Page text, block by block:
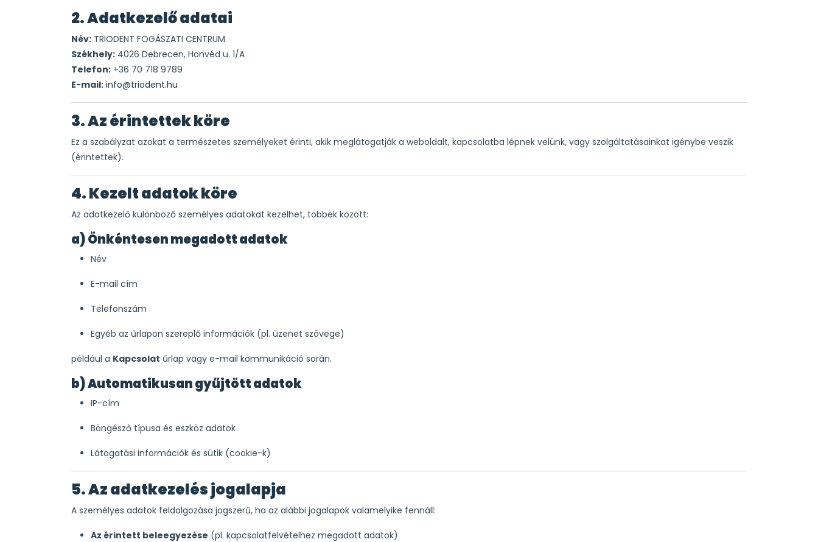
2. Adatkezelő adatai
Név: TRIODENT FOGÁSZATI CENTRUM
Székhely: 4026 Debrecen, Honvéd u. 1/A
Telefon: +36 70 718 9789
E-mail: info@triodent.hu
3. Az érintettek köre
Ez a szabályzat azokat a természetes személyeket érinti, akik meglátogatják a weboldalt, kapcsolatba lépnek velünk, vagy szolgáltatásainkat igénybe veszik
(érintettek).
4. Kezelt adatok köre
Az adatkezelő különböző személyes adatokat kezelhet, többek között:
a) Önkéntesen megadott adatok
Név
E-mail cím
Telefonszám
Egyéb az űrlapon szereplő információk (pl. üzenet szövege)
például a Kapcsolat űrlap vagy e-mail kommunikáció során.
b) Automatikusan gyűjtött adatok
IP-cím
Böngésző típusa és eszköz adatok
Látogatási információk és sütik (cookie-k)
5. Az adatkezelés jogalapja
A személyes adatok feldolgozása jogszerű, ha az alábbi jogalapok valamelyike fennáll:
Az érintett beleegyezése (pl. kapcsolatfelvételhez megadott adatok)